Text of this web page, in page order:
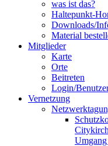
was ist das?
Haltepunkt-
Downloads/
Material
Mitglieder
Karte
Orte
Beitreten
Login/
Vernetzung